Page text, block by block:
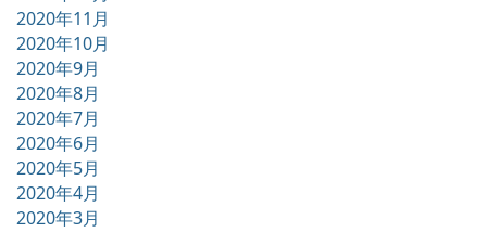
2020年11月
2020年10月
2020年9月
2020年8月
2020年7月
2020年6月
2020年5月
2020年4月
2020年3月